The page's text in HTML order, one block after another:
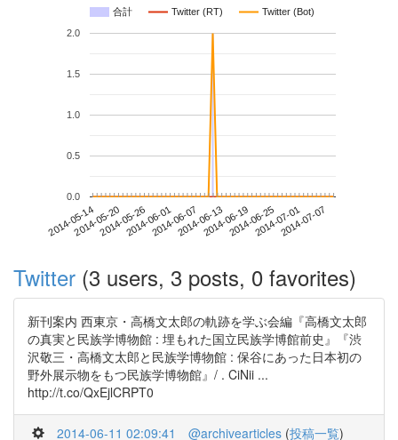
合計 Twitter (RT) Twitter (Bot)
2014-05-142014-05-202014-05-262014-06-012014-06-072014-06-132014-06-192014-06-252014-07-012014-07-07
0.0
0.5
1.0
1.5
2.0
Twitter (3 users, 3 posts, 0 favorites)
新刊案内 西東京・高橋文太郎の軌跡を学ぶ会編『高橋文太郎
の真実と民族学博物館 : 埋もれた国立民族学博館前史』『渋
沢敬三・高橋文太郎と民族学博物館 : 保谷にあった日本初の
野外展示物をもつ民族学博物館』/ . CiNii ...
http://t.co/QxEjlCRPT0
2014-06-11 02:09:41 @archivearticles (投稿一覧)